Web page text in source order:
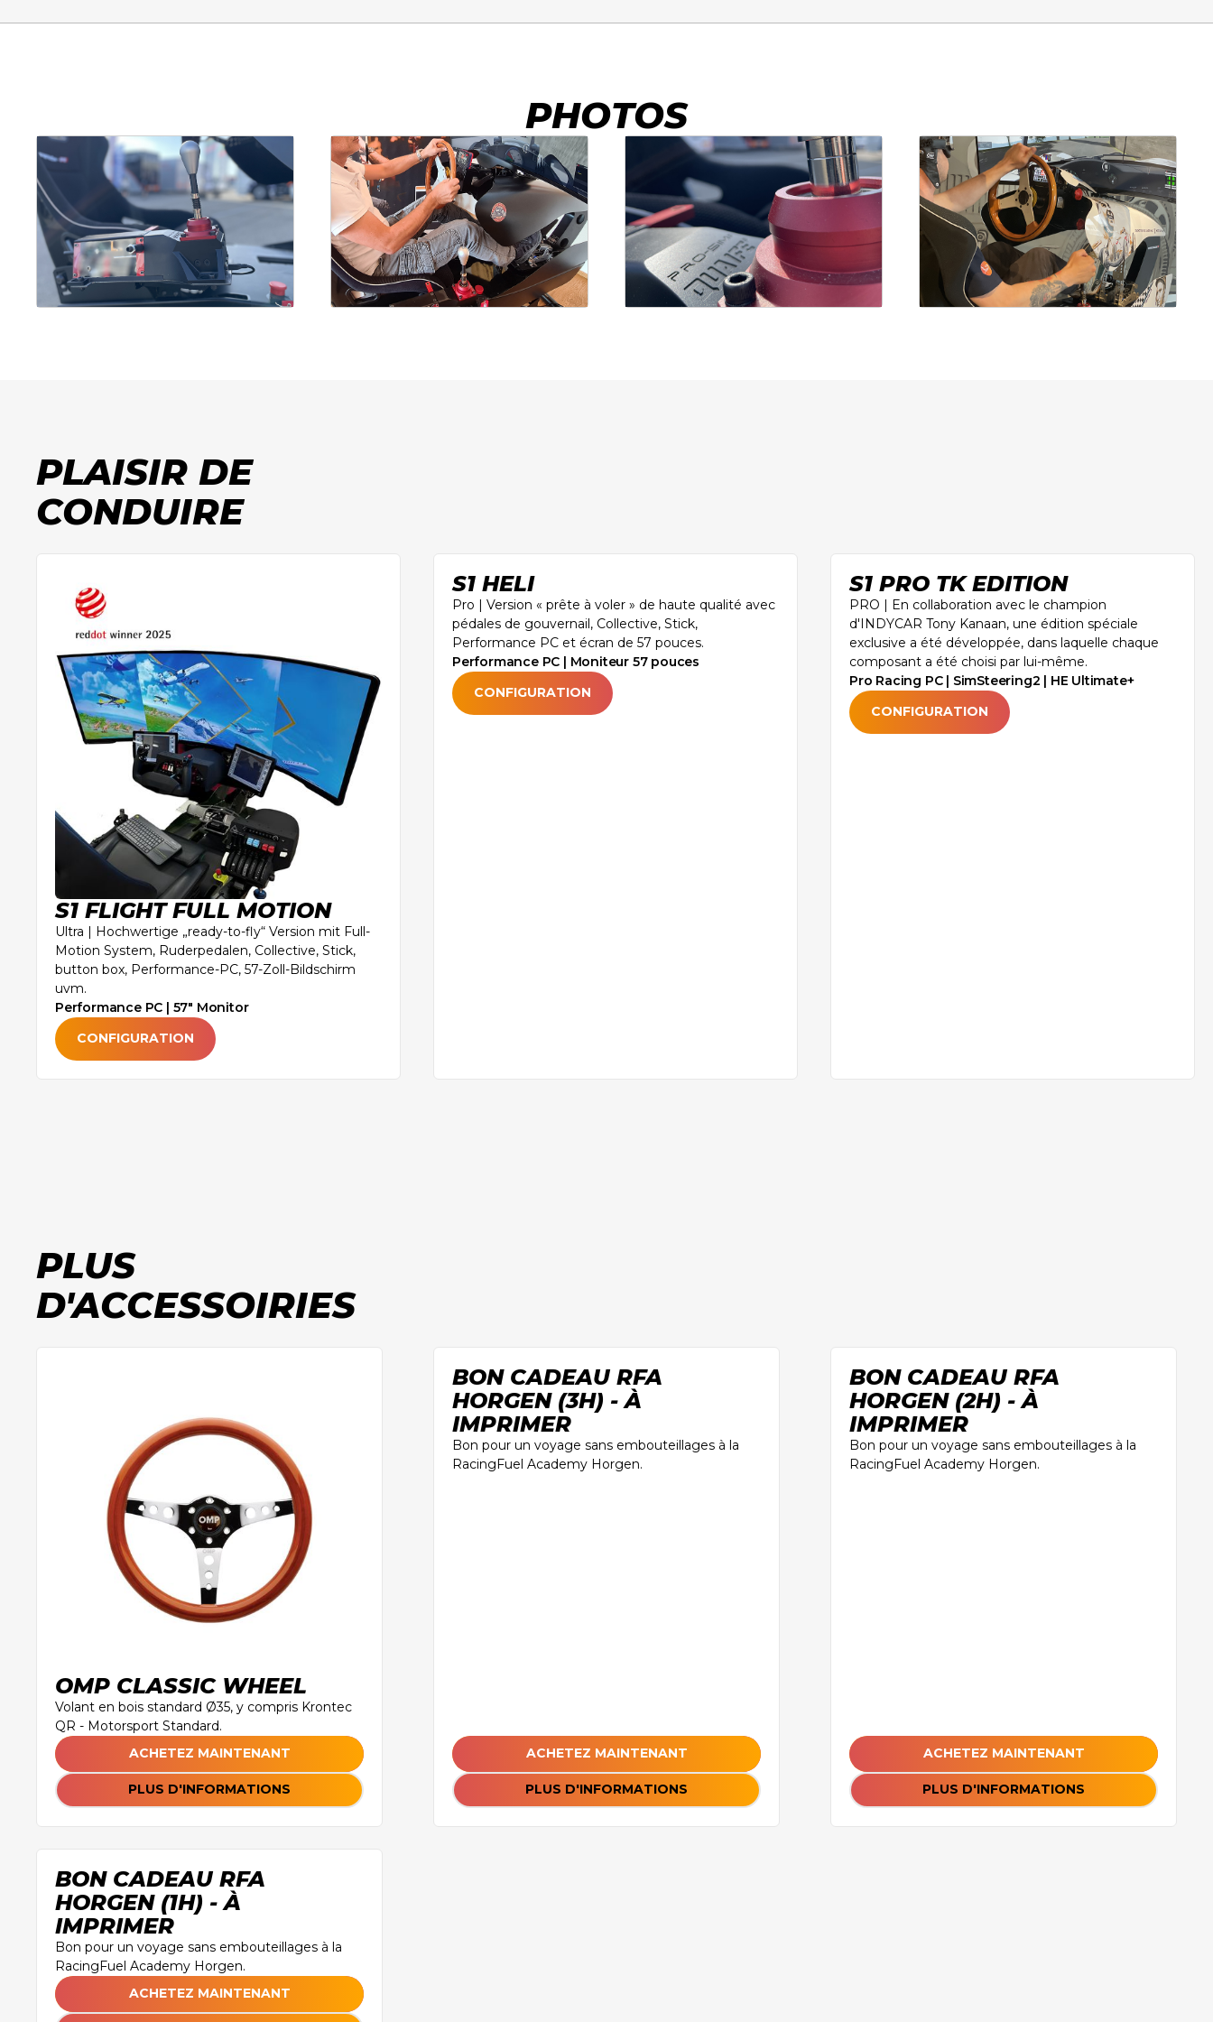
pouvez régler le passage entre les vitesses sans
de tige, une hauteur supplémentaire de 150 mm est
possible, qui peut être ajustée de 70 mm à la hauteur
souhaitée.
Le levier de vitesses est doté d'une prise USB B à
l'arrière, qui permet de le connecter directement au
PC. Nous livrons le levier de vitesses avec un câble
USB A vers B de 2 m de haute qualité.
Retour et retrait
Veuillez nous contacter à l'avance pour organiser le
retour.
Les remboursements seront effectués après
réception des marchandises et inspection dans
jours.
PHOTOS
PLAISIR DE
CONDUIRE
S1 FLIGHT FULL MOTION
Ultra | Hochwertige „ready-to-fly“ Version mit Full-
Motion System, Ruderpedalen, Collective, Stick,
button box, Performance-PC, 57-Zoll-Bildschirm
uvm.
Performance PC | 57" Monitor
CONFIGURATION
S1 HELI
Pro | Version « prête à voler » de haute qualité avec
pédales de gouvernail, Collective, Stick,
Performance PC et écran de 57 pouces. ‍
Performance PC | Moniteur 57 pouces
CONFIGURATION
S1 PRO TK EDITION
PRO | En collaboration avec le champion
d'INDYCAR Tony Kanaan, une édition spéciale
exclusive a été développée, dans laquelle chaque
composant a été choisi par lui-même.
Pro Racing PC | SimSteering2 | HE Ultimate+
CONFIGURATION
PLUS
D'ACCESSOIRIES
OMP CLASSIC WHEEL
Volant en bois standard Ø35, y compris Krontec
QR - Motorsport Standard.
ACHETEZ MAINTENANT
PLUS D'INFORMATIONS
BON CADEAU RFA
HORGEN (3H) - À
IMPRIMER
Bon pour un voyage sans embouteillages à la
RacingFuel Academy Horgen.
ACHETEZ MAINTENANT
PLUS D'INFORMATIONS
BON CADEAU RFA
HORGEN (2H) - À
IMPRIMER
Bon pour un voyage sans embouteillages à la
RacingFuel Academy Horgen.
ACHETEZ MAINTENANT
PLUS D'INFORMATIONS
BON CADEAU RFA
HORGEN (1H) - À
IMPRIMER
Bon pour un voyage sans embouteillages à la
RacingFuel Academy Horgen.
ACHETEZ MAINTENANT